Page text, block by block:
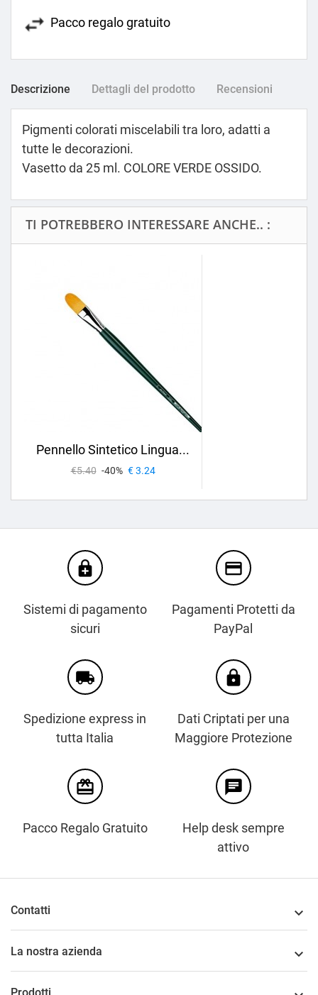
Pacco regalo gratuito
Descrizione Dettagli del prodotto Recensioni
Pigmenti colorati miscelabili tra loro, adatti a
tutte le decorazioni.
Vasetto da 25 ml. COLORE VERDE OSSIDO.
TI POTREBBERO INTERESSARE ANCHE.. :
Pennello Sintetico Lingua...
€5.40 -40% € 3.24
enhanced_encryption
Sistemi di pagamento
sicuri
credit_card
Pagamenti Protetti da
PayPal
local_shipping
Spedizione express in
tutta Italia
https
Dati Criptati per una
Maggiore Protezione
card_giftcard
Pacco Regalo Gratuito
chat
Help desk sempre
attivo
Contatti 
La nostra azienda 